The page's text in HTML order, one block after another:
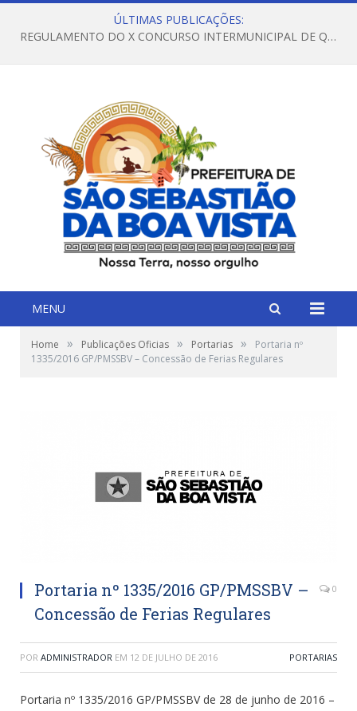
ÚLTIMAS PUBLICAÇÕES:
REGULAMENTO DO X CONCURSO INTERMUNICIPAL DE QUADRILHAS JUNINAS – 2026 – ARRAIÁ DA VENEZA
MENU
Home » Publicações Oficias » Portarias »
Portaria nº
1335/2016 GP/PMSSBV – Concessão de Ferias Regulares
Portaria nº 1335/2016 GP/PMSSBV –
Concessão de Ferias Regulares
0
POR ADMINISTRADOR EM 12 DE JULHO DE 2016 PORTARIAS
Portaria nº 1335/2016 GP/PMSSBV de 28 de junho de 2016 –